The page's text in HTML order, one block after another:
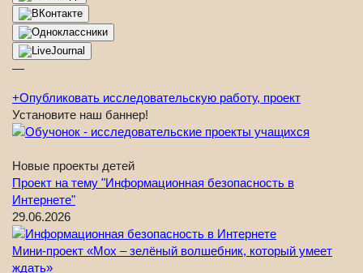
—
+Опубликовать исследовательскую работу, проект
Установите наш баннер!
Новые проекты детей
Проект на тему "Информационная безопасность в
Интернете"
29.06.2026
Мини-проект «Мох – зелёный волшебник, который умеет
ждать»